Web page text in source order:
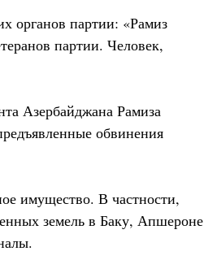
органов партии: «Рамиз
партии. Человек,
Азербайджана Рамиза
обвинения
имущество. В частности,
земель в Баку, Апшероне